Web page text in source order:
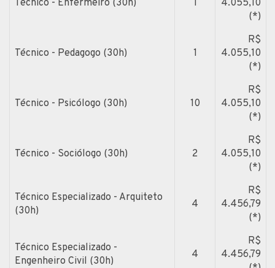
Técnico - Enfermeiro (30h) 1
4.055,10
(*)
Técnico - Pedagogo (30h) 1
R$
4.055,10
(*)
Técnico - Psicólogo (30h) 10
R$
4.055,10
(*)
Técnico - Sociólogo (30h) 2
R$
4.055,10
(*)
Técnico Especializado - Arquiteto
(30h)
4
R$
4.456,79
(*)
Técnico Especializado -
Engenheiro Civil (30h)
4
R$
4.456,79